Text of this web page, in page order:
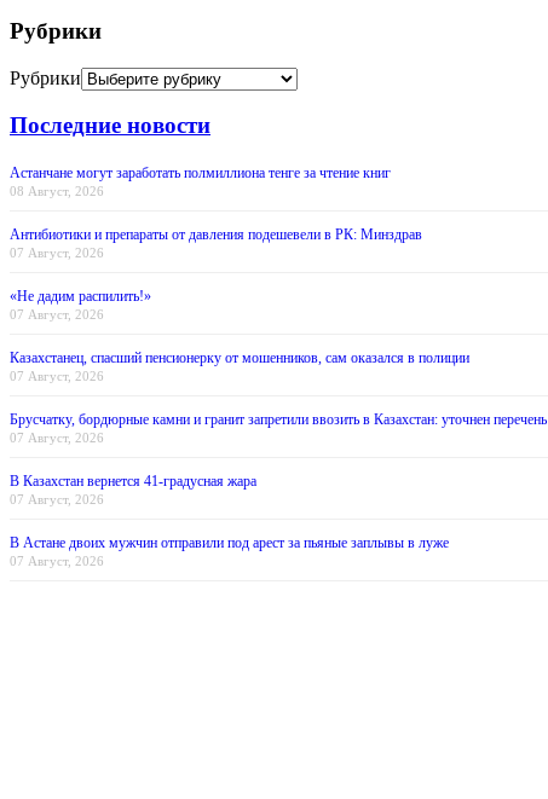
Рубрики
Рубрики
Последние новости
Астанчане могут заработать полмиллиона тенге за чтение книг
08 Август, 2026
Антибиотики и препараты от давления подешевели в РК: Минздрав
07 Август, 2026
«Не дадим распилить!»
07 Август, 2026
Казахстанец, спасший пенсионерку от мошенников, сам оказался в полиции
07 Август, 2026
Брусчатку, бордюрные камни и гранит запретили ввозить в Казахстан: уточнен перечень
07 Август, 2026
В Казахстан вернется 41-градусная жара
07 Август, 2026
В Астане двоих мужчин отправили под арест за пьяные заплывы в луже
07 Август, 2026